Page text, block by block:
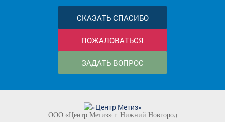
СКАЗАТЬ СПАСИБО
ПОЖАЛОВАТЬСЯ
ЗАДАТЬ ВОПРОС
ООО «Центр Метиз» г. Нижний Новгород